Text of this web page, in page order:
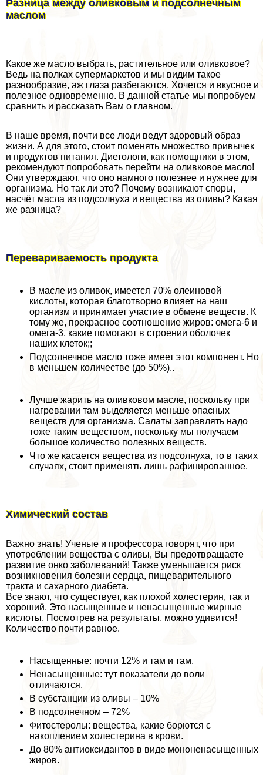
Разница между оливковым и подсолнечным
маслом
Какое же масло выбрать, растительное или оливковое?
Ведь на полках супермаркетов и мы видим такое
разнообразие, аж глаза разбегаются. Хочется и вкусное и
полезное одновременно. В данной статье мы попробуем
сравнить и рассказать Вам о главном.
В наше время, почти все люди ведут здоровый образ
жизни. А для этого, стоит поменять множество привычек
и продуктов питания. Диетологи, как помощники в этом,
рекомендуют попробовать перейти на оливковое масло!
Они утверждают, что оно намного полезнее и нужнее для
организма. Но так ли это? Почему возникают споры,
насчёт масла из подсолнуха и вещества из оливы? Какая
же разница?
Перевариваемость продукта
В масле из оливок, имеется 70% олеиновой
кислоты, которая благотворно влияет на наш
организм и принимает участие в обмене веществ. К
тому же, прекрасное соотношение жиров: омега-6 и
омега-3, какие помогают в строении оболочек
наших клеток;;
Подсолнечное масло тоже имеет этот компонент. Но
в меньшем количестве (до 50%)..
Лучше жарить на оливковом масле, поскольку при
нагревании там выделяется меньше опасных
веществ для организма. Салаты заправлять надо
тоже таким веществом, поскольку мы получаем
большое количество полезных веществ.
Что же касается вещества из подсолнуха, то в таких
случаях, стоит применять лишь рафинированное.
Химический состав
Важно знать! Ученые и профессора говорят, что при
употрeблении вещества с оливы, Вы предотвращаете
развитие онко заболеваний! Также уменьшается риск
возникновения болезни сердца, пищеварительного
тpaкта и сахарного диабета.
Все знают, что существует, как плохой холестерин, так и
хороший. Это насыщенные и ненасыщенные жирные
кислоты. Посмотрев на результаты, можно удивится!
Количество почти равное.
Насыщенные: почти 12% и там и там.
Ненасыщенные: тут показатели до воли
отличаются.
В субстанции из оливы – 10%
В подсолнечном – 72%
Фитостеролы: вещества, какие борются с
накоплением холестерина в крови.
До 80% антиоксидантов в виде мононенасыщенных
жиров.